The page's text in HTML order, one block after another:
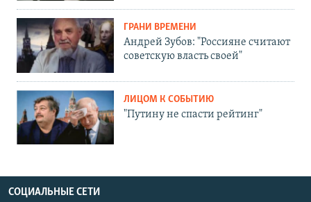
ГРАНИ ВРЕМЕНИ
Андрей Зубов: "Россияне считают
советскую власть своей"
ЛИЦОМ К СОБЫТИЮ
"Путину не спасти рейтинг"
СОЦИАЛЬНЫЕ СЕТИ